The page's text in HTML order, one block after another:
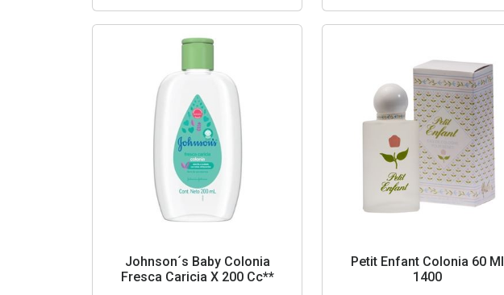
Johnson´s Baby Colonia
Fresca Caricia X 200 Cc**
Petit Enfant Colonia 60 Ml
1400